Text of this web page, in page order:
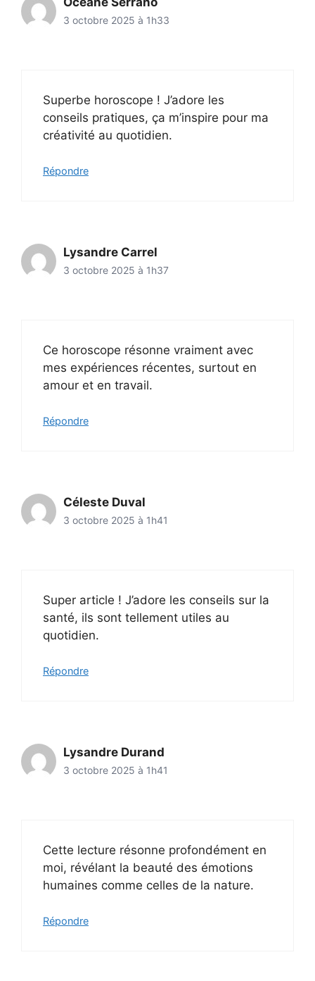
3 octobre 2025 à 1h33
Superbe horoscope ! J’adore les
conseils pratiques, ça m’inspire pour ma
créativité au quotidien.
Répondre
Lysandre Carrel
3 octobre 2025 à 1h37
Ce horoscope résonne vraiment avec
mes expériences récentes, surtout en
amour et en travail.
Répondre
Céleste Duval
3 octobre 2025 à 1h41
Super article ! J’adore les conseils sur la
santé, ils sont tellement utiles au
quotidien.
Répondre
Lysandre Durand
3 octobre 2025 à 1h41
Cette lecture résonne profondément en
moi, révélant la beauté des émotions
humaines comme celles de la nature.
Répondre